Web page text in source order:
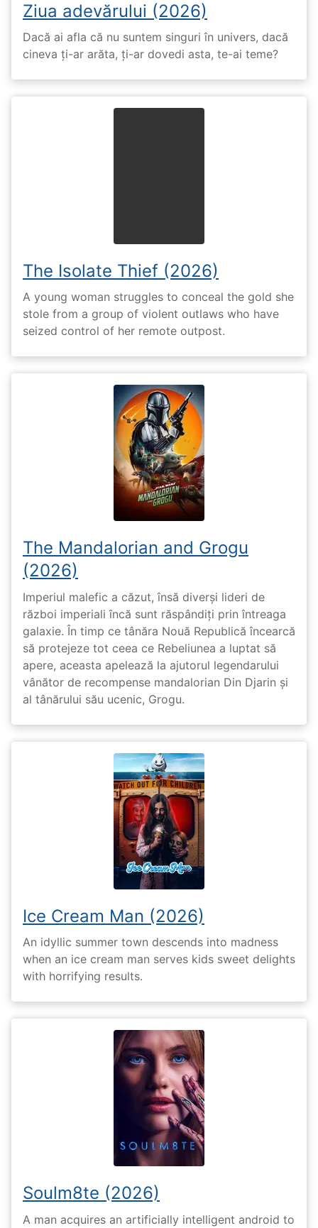
Ziua adevărului (2026)
Dacă ai afla că nu suntem singuri în univers, dacă
cineva ți-ar arăta, ți-ar dovedi asta, te-ai teme?
The Isolate Thief (2026)
A young woman struggles to conceal the gold she
stole from a group of violent outlaws who have
seized control of her remote outpost.
The Mandalorian and Grogu
(2026)
Imperiul malefic a căzut, însă diverși lideri de
război imperiali încă sunt răspândiți prin întreaga
galaxie. În timp ce tânăra Nouă Republică încearcă
să protejeze tot ceea ce Rebeliunea a luptat să
apere, aceasta apelează la ajutorul legendarului
vânător de recompense mandalorian Din Djarin și
al tânărului său ucenic, Grogu.
Ice Cream Man (2026)
An idyllic summer town descends into madness
when an ice cream man serves kids sweet delights
with horrifying results.
Soulm8te (2026)
A man acquires an artificially intelligent android to